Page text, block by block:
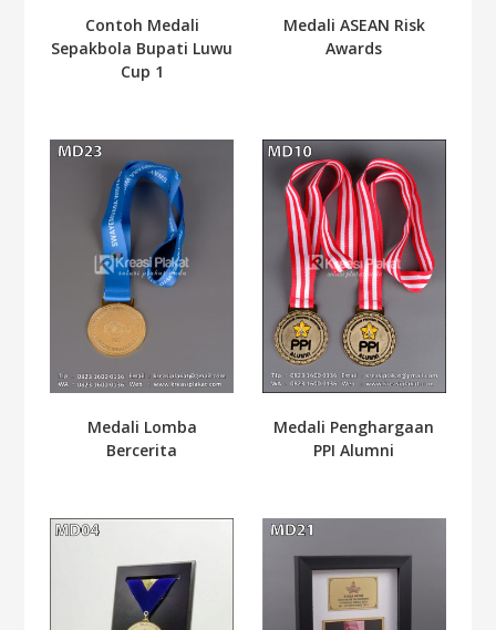
Contoh Medali
Sepakbola Bupati Luwu
Cup 1
Medali ASEAN Risk
Awards
Medali Lomba
Bercerita
Medali Penghargaan
PPI Alumni